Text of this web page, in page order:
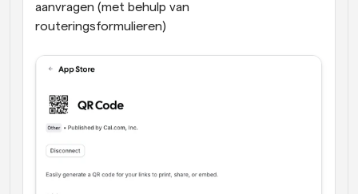
aanvragen (met behulp van
routeringsformulieren)